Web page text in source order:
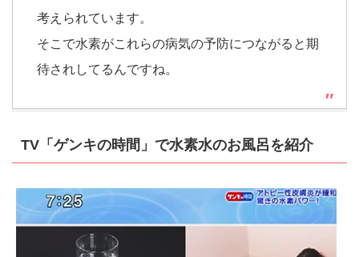
考えられています。
そこで水素がこれらの病気の予防につながると期
待されしてるんですね。
TV「ゲンキの時間」で水素水のお風呂を紹介